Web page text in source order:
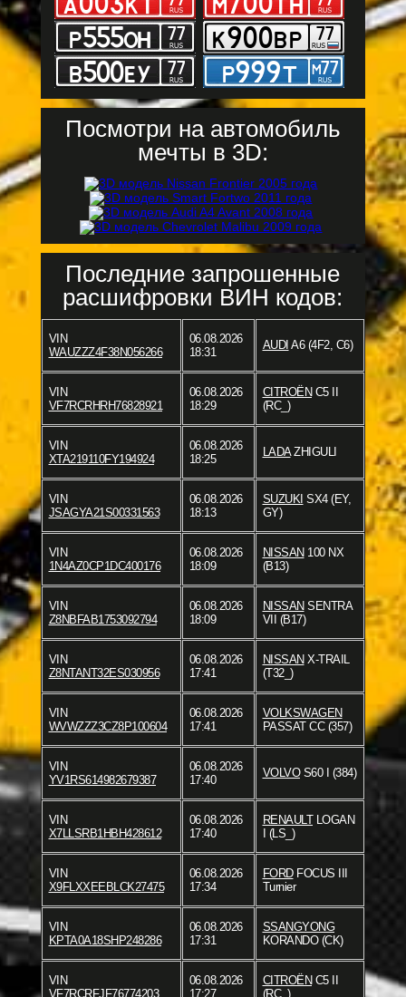
Посмотри на автомобиль
мечты в 3D:
Последние запрошенные
расшифровки ВИН кодов:
VIN
WAUZZZ4F38N056266
06.08.2026
18:31
AUDI A6 (4F2, C6)
VIN
VF7RCRHRH76828921
06.08.2026
18:29
CITROËN C5 II
(RC_)
VIN
XTA219110FY194924
06.08.2026
18:25
LADAZHIGULI
VIN
JSAGYA21S00331563
06.08.2026
18:13
SUZUKI SX4 (EY,
GY)
VIN
1N4AZ0CP1DC400176
06.08.2026
18:09
NISSAN 100 NX
(B13)
VIN
Z8NBFAB1753092794
06.08.2026
18:09
NISSAN SENTRA
VII (B17)
VIN
Z8NTANT32ES030956
06.08.2026
17:41
NISSAN X-TRAIL
(T32_)
VIN
WVWZZZ3CZ8P100604
06.08.2026
17:41
VOLKSWAGEN
PASSAT CC (357)
VIN
YV1RS614982679387
06.08.2026
17:40
VOLVOS60 I (384)
VIN
X7LLSRB1HBH428612
06.08.2026
17:40
RENAULTLOGAN
I (LS_)
VIN
X9FLXXEEBLCK27475
06.08.2026
17:34
FORDFOCUS III
Turnier
VIN
KPTA0A18SHP248286
06.08.2026
17:31
SSANGYONG
KORANDO (CK)
VIN
VF7RCRFJF76774203
06.08.2026
17:27
CITROËN C5 II
(RC_)